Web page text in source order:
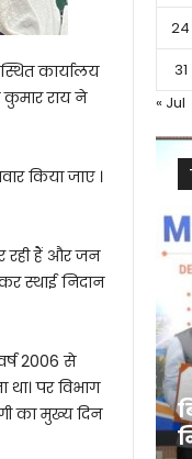
कार्यालय
राय ने
किया जाए ।
रही हैं और जन
स्थाई निदान
2006 से
पर विभाग
का मुख्य दिन
24
31
« Jul